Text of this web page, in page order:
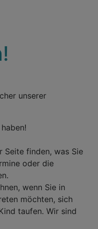
unserer
Seite finden, was Sie
oder die
wenn Sie in
möchten, sich
taufen. Wir sind